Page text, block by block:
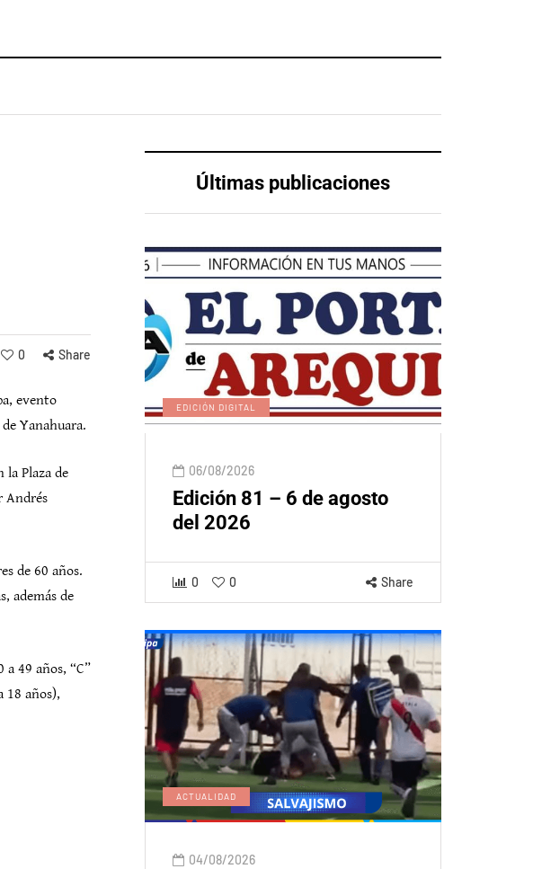
0 Share
evento
Yanahuara.
la Plaza de
Andrés
de 60 años.
además de
49 años, “C”
18 años),
Últimas publicaciones
EDICIÓN DIGITAL
06/08/2026
Edición 81 – 6 de agosto
del 2026
0 0 Share
ACTUALIDAD
04/08/2026